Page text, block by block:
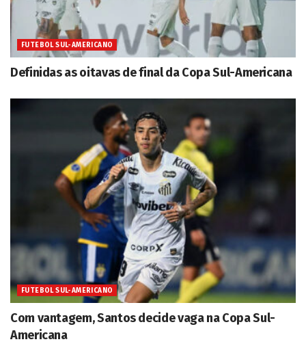
FUTEBOL SUL-AMERICANO
Definidas as oitavas de final da Copa Sul-Americana
FUTEBOL SUL-AMERICANO
Com vantagem, Santos decide vaga na Copa Sul-
Americana